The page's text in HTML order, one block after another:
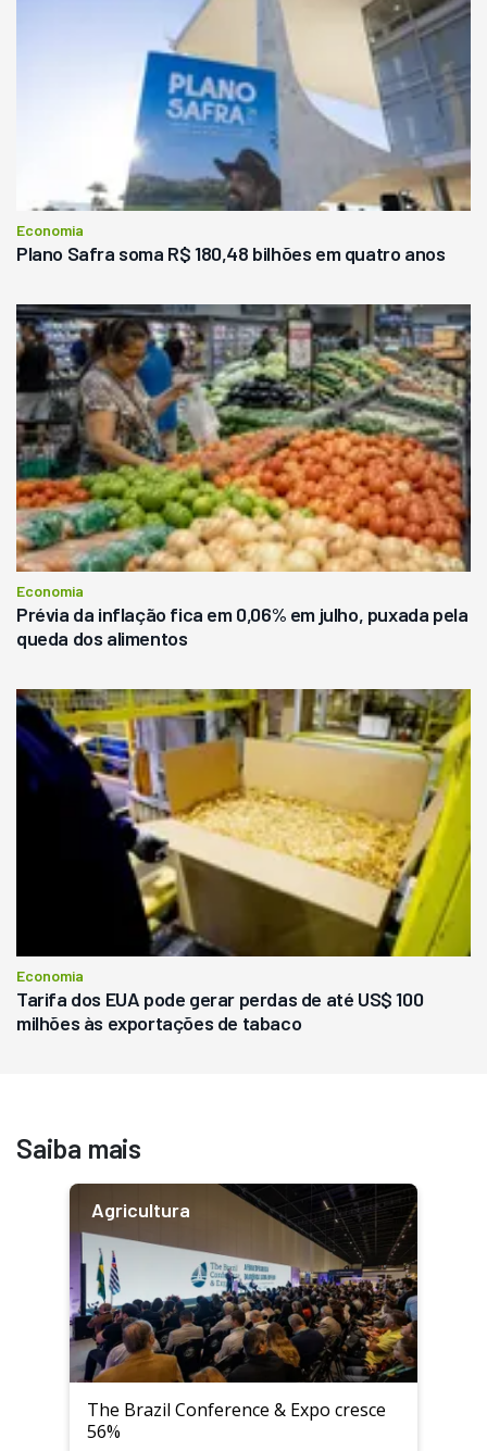
Economia
Plano Safra soma R$ 180,48 bilhões em quatro anos
Economia
Prévia da inflação fica em 0,06% em julho, puxada pela
queda dos alimentos
Economia
Tarifa dos EUA pode gerar perdas de até US$ 100
milhões às exportações de tabaco
Saiba mais
Agricultura
The Brazil Conference & Expo cresce
56%